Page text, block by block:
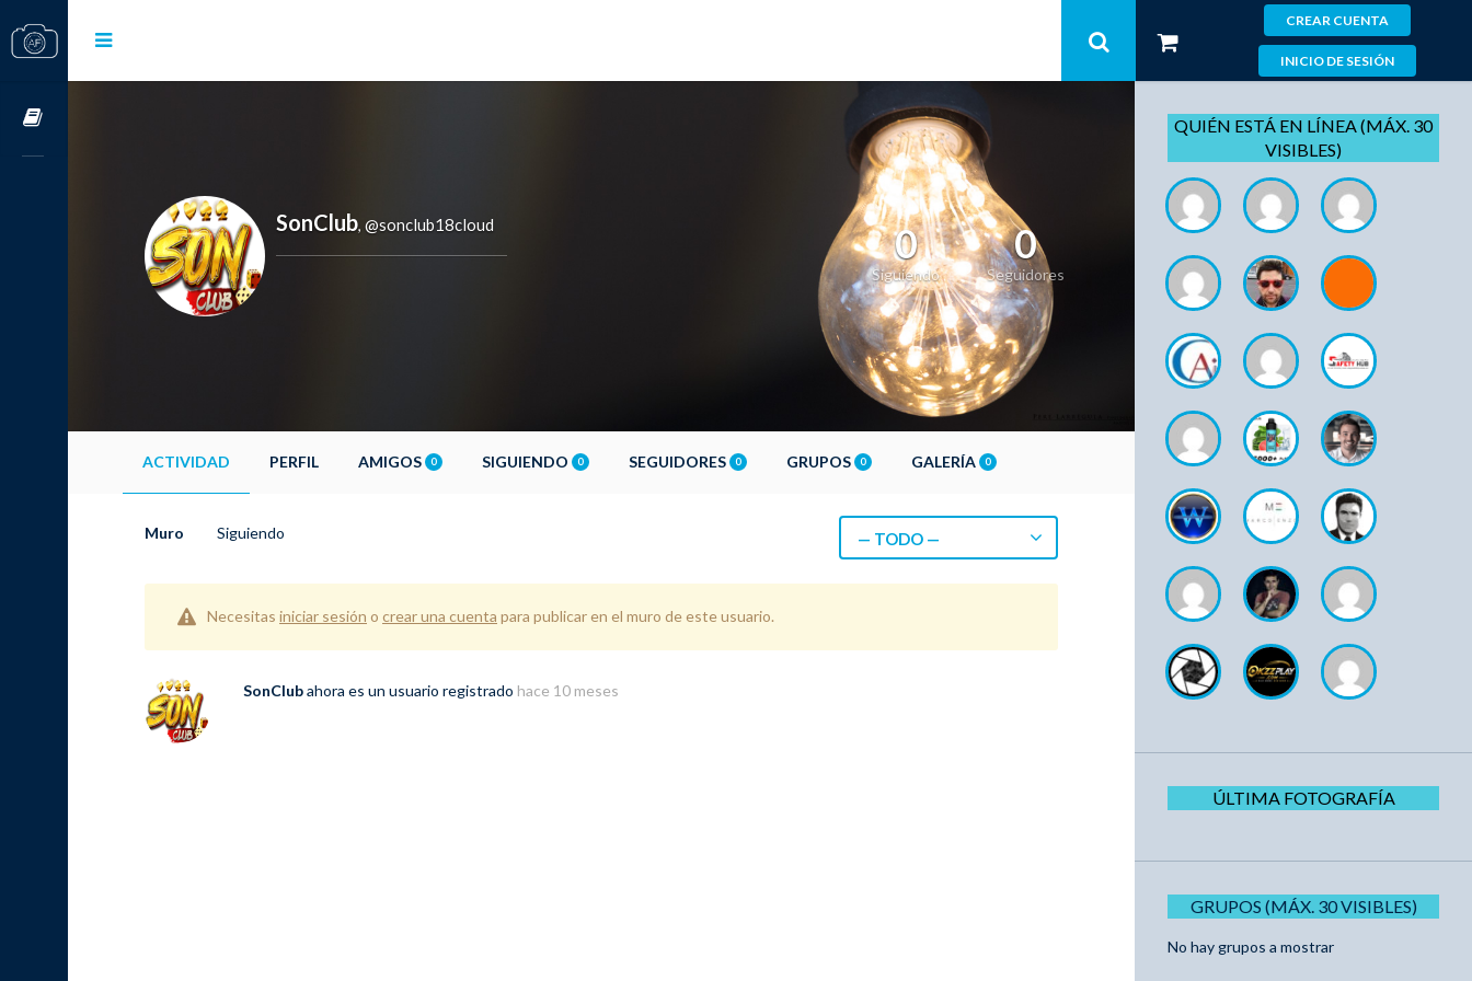
CREAR CUENTA
INICIO DE SESIÓN
SonClub, @sonclub18cloud 0
Siguiendo
0
Seguidores
ACTIVIDAD PERFIL AMIGOS 0 SIGUIENDO 0 SEGUIDORES 0 GRUPOS 0 GALERÍA 0
Muro Siguiendo — TODO —
Necesitas iniciar sesión o crear una cuenta para publicar en el muro de este usuario.
SonClubahora es un usuario registrado hace 10 meses
QUIÉN ESTÁ EN LÍNEA (MÁX. 30
VISIBLES)
ÚLTIMA FOTOGRAFÍA
GRUPOS (MÁX. 30 VISIBLES)
No hay grupos a mostrar